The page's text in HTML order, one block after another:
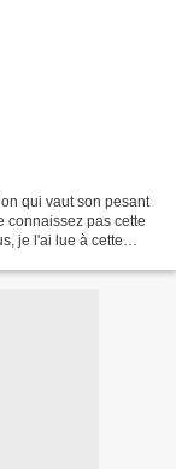
qui vaut son pesant
connaissez pas cette
je l'ai lue à cette